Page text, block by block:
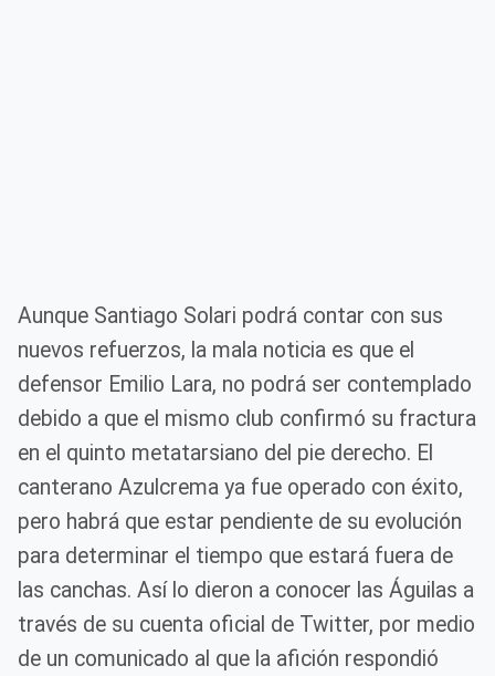
Aunque Santiago Solari podrá contar con sus
nuevos refuerzos, la mala noticia es que el
defensor Emilio Lara, no podrá ser contemplado
debido a que el mismo club confirmó su fractura
en el quinto metatarsiano del pie derecho. El
canterano Azulcrema ya fue operado con éxito,
pero habrá que estar pendiente de su evolución
para determinar el tiempo que estará fuera de
las canchas. Así lo dieron a conocer las Águilas a
través de su cuenta oficial de Twitter, por medio
de un comunicado al que la afición respondió